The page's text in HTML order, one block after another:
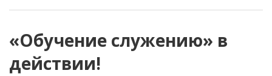
«Обучение служению» в
действии!